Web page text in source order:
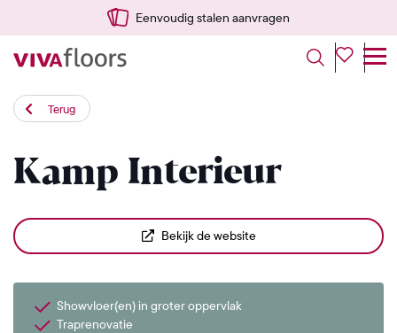
Eenvoudig stalen aanvragen
Terug
Kamp Interieur
Bekijk de website
Showvloer(en) in groter oppervlak
Traprenovatie